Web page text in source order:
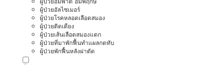
ผู้ป่วยอัลไซเมอร์
ผู้ป่วยโรคหลอดเลือดสมอง
ผู้ป่วยติดเตียง
ผู้ป่วยเส้นเลือดสมองแตก
ผู้ป่วยที่มาพักฟื้นทำแผลกดทับ
ผู้ป่วยพักฟื้นหลังผ่าตัด